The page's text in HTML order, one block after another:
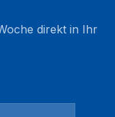
direkt in Ihr